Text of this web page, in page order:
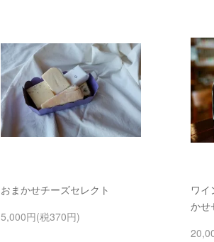
おまかせチーズセレクト
5,000円(税370円)
ワイ
かせ